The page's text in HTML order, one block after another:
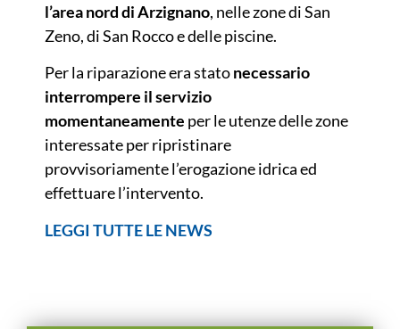
l’area nord di Arzignano, nelle zone di San
Zeno, di San Rocco e delle piscine.
Per la riparazione era statonecessario
interrompere il servizio
momentaneamente per le utenze delle zone
interessate per ripristinare
provvisoriamente l’erogazione idrica ed
effettuare l’intervento.
LEGGI TUTTE LE NEWS